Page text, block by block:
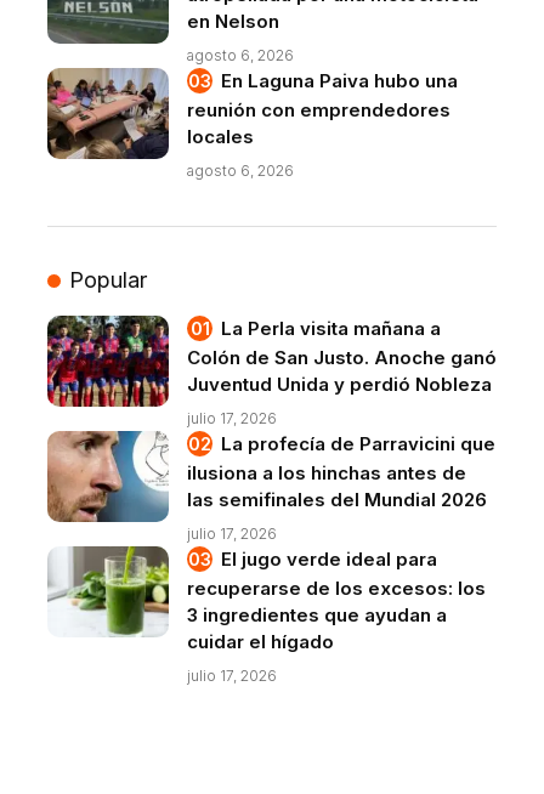
en Nelson
agosto 6, 2026
En Laguna Paiva hubo una
reunión con emprendedores
locales
agosto 6, 2026
Popular
La Perla visita mañana a
Colón de San Justo. Anoche ganó
Juventud Unida y perdió Nobleza
julio 17, 2026
La profecía de Parravicini que
ilusiona a los hinchas antes de
las semifinales del Mundial 2026
julio 17, 2026
El jugo verde ideal para
recuperarse de los excesos: los
3 ingredientes que ayudan a
cuidar el hígado
julio 17, 2026